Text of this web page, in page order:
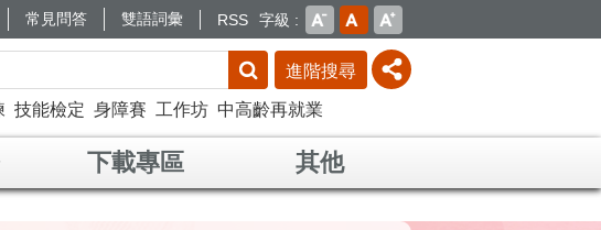
常見問答 雙語詞彙 RSS 字級
進階搜尋
技能檢定 身障賽 工作坊 中高齡再就業
下載專區 其他